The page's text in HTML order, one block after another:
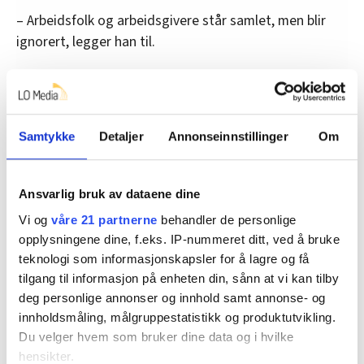
Samtykke Detaljer Annonseinnstillinger Om
Ansvarlig bruk av dataene dine
Vi og våre 21 partnerne behandler de personlige
opplysningene dine, f.eks. IP-nummeret ditt, ved å bruke
teknologi som informasjonskapsler for å lagre og få
tilgang til informasjon på enheten din, sånn at vi kan tilby
deg personlige annonser og innhold samt annonse- og
innholdsmåling, målgruppestatistikk og produktutvikling.
Du velger hvem som bruker dine data og i hvilke
hensikter.
– Arbeidsfolk og arbeidsgivere står samlet, men blir
ignorert, legger han til.
– Absurde påstander
Forsvarspolitiker Nikolai Astrup tok det personlig da
parlamentarisk leder for Ap, Tonje Brenna, ga et lite
ufarlig om man sitter godt i det, plassert langt vest i
Oslo, langt unna industriarbeidernes hverdag».
Han tok det også personlig da noen trakk andre
paralleller.
– At noen snakker om at dette er en begravelse av
Høyres ansvarlighet, er absurd. Det er nettopp fordi vi
er opptatt av dette at vi ikke har råd til at det går galt.